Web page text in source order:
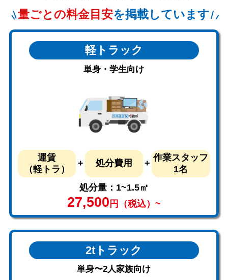
量ごとの料金目安を掲載しています
軽トラック
単身・学生向け
運賃
（軽トラ）
処分費用
作業スタッフ
1名
処分量：1~1.5㎥
27,500 円（税込）~
2tトラック
単身〜2人家族向け